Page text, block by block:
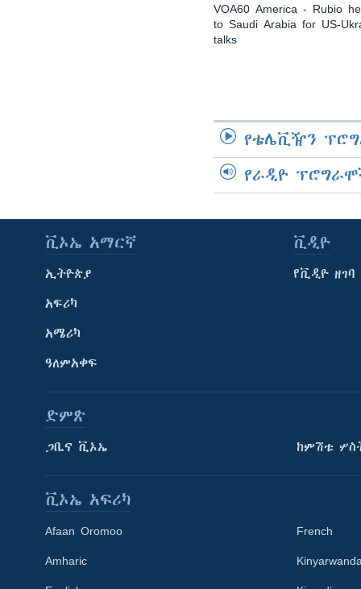
VOA60 America - Rubio
to Saudi Arabia for US-
talks
የቴሌቪዥን
የራዲዮ
ቪኦኤ አማርኛ
ኢትዮጵያ
አፍሪካ
አሜሪካ
ዓለምአቀፍ
ቪዲዮ
የቪዲዮ ዘገባ
ድምጽ
ጋቢና ቪኦኤ ከምሽቱ
ቪኦኤ አፍሪካ
Afaan Oromoo
Amharic
French